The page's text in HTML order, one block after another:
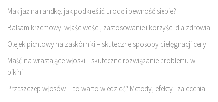
Makijaż na randkę: jak podkreślić urodę i pewność siebie?
Balsam krzemowy: właściwości, zastosowanie i korzyści dla zdrowia
Olejek pichtowy na zaskórniki – skuteczne sposoby pielęgnacji cery
Maść na wrastające włoski – skuteczne rozwiązanie problemu w
bikini
Przeszczep włosów – co warto wiedzieć? Metody, efekty i zalecenia